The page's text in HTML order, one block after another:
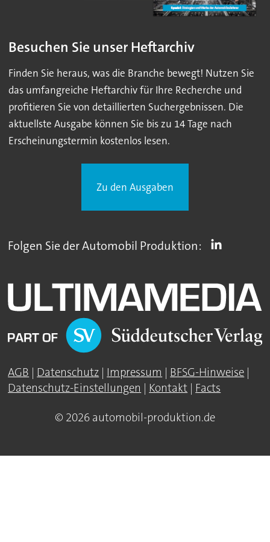
Besuchen Sie unser Heftarchiv
Finden Sie heraus, was die Branche bewegt! Nutzen Sie
das umfangreiche Heftarchiv für Ihre Recherche und
profitieren Sie von detaillierten Suchergebnissen. Die
aktuellste Ausgabe können Sie bis zu 14 Tage nach
Erscheinungstermin kostenlos lesen.
Zu den Ausgaben
Folgen Sie der Automobil Produktion:
AGB | Datenschutz | Impressum | BFSG-Hinweise |
Datenschutz-Einstellungen | Kontakt | Facts
© 2026 automobil-produktion.de